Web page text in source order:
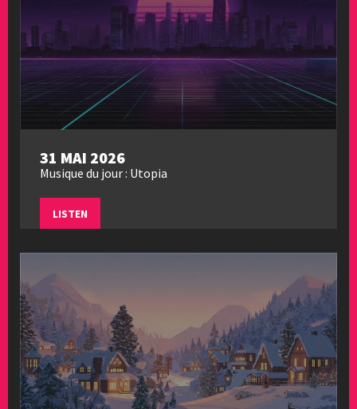
31 MAI 2026
Musique du jour : Utopia
LISTEN